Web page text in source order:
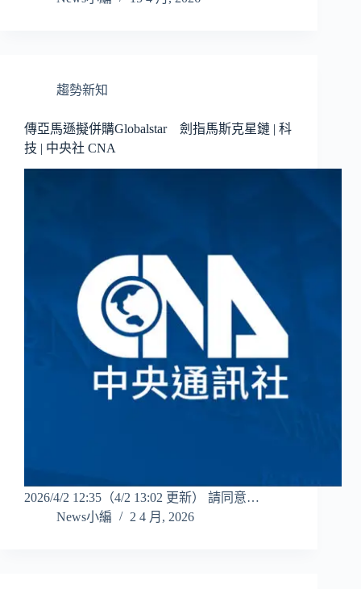
趨勢新知
傳亞馬遜擬併購Globalstar 劍指馬斯克星鏈 | 科
技 | 中央社 CNA
2026/4/2 12:35（4/2 13:02 更新） 請同意…
News小編
2 4 月, 2026